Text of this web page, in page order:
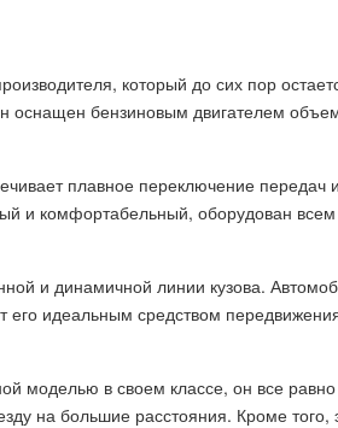
который до сих пор
оснащен бензиновым двигателем
плавное переключение передач и
и комфортабельный, оборудован всем
и динамичной линии кузова.
идеальным средством
моделью в своем классе, он все равно
на большие расстояния. Кроме того,